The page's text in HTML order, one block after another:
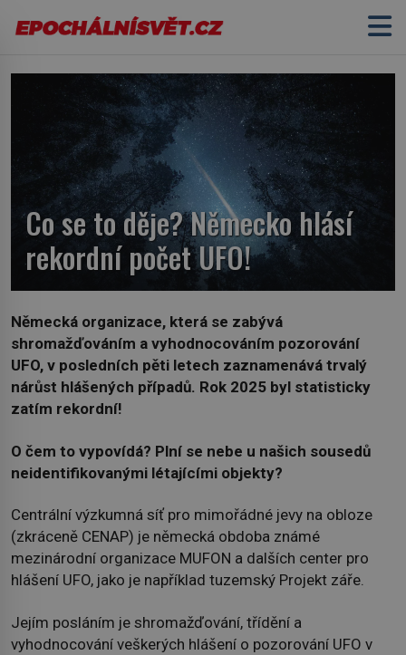
Co se to děje? Německo hlásí
rekordní počet UFO!
Německá organizace, která se zabývá
shromažďováním a vyhodnocováním pozorování
UFO, v posledních pěti letech zaznamenává trvalý
nárůst hlášených případů. Rok 2025 byl statisticky
zatím rekordní!
O čem to vypovídá? Plní se nebe u našich sousedů
neidentifikovanými létajícími objekty?
Centrální výzkumná síť pro mimořádné jevy na obloze
(zkráceně CENAP) je německá obdoba známé
mezinárodní organizace MUFON a dalších center pro
hlášení UFO, jako je například tuzemský Projekt záře.
Jejím posláním je shromažďování, třídění a
vyhodnocování veškerých hlášení o pozorování UFO v